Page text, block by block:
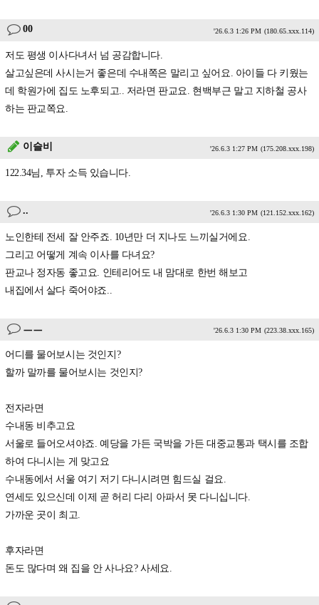
00 '26.6.3 1:26 PM (180.65.xxx.114)
저도 평생 이사다녀서 넘 공감합니다.
살고싶은데 사시는거 좋은데 수내쪽은 말리고 싶어요. 아이들 다 키웠는
데 학원가에 집도 노후되고.. 저라면 판교요. 현백부근 말고 지하철 공사
하는 판교쪽요.
이슬비 '26.6.3 1:27 PM (175.208.xxx.198)
122.34님, 투자 소득 있습니다.
.. '26.6.3 1:30 PM (121.152.xxx.162)
노인한테 전세 잘 안주죠. 10년만 더 지나도 느끼실거에요.
그리고 어떻게 계속 이사를 다녀요?
판교나 정자동 좋고요. 인테리어도 내 맘대로 한번 해보고
내집에서 살다 죽어야죠..
ㅡㅡ '26.6.3 1:30 PM (223.38.xxx.165)
어디를 물어보시는 것인지?
할까 말까를 물어보시는 것인지?
전자라면
수내동 비추고요
서울로 들어오셔야죠. 예당을 가든 국박을 가든 대중교통과 택시를 조합
하여 다니시는 게 맞고요
수내동에서 서울 여기 저기 다니시려면 힘드실 걸요.
연세도 있으신데 이제 곧 허리 다리 아파서 못 다니십니다.
가까운 곳이 최고.
후자라면
돈도 많다며 왜 집을 안 사나요? 사세요.